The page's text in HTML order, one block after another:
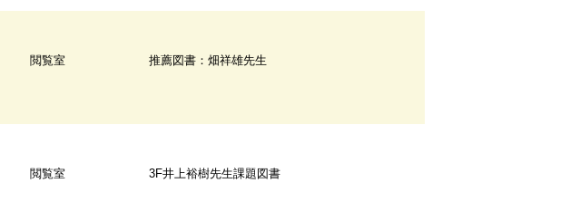
閲覧室 推薦図書：畑祥雄先生
閲覧室 3F井上裕樹先生課題図書